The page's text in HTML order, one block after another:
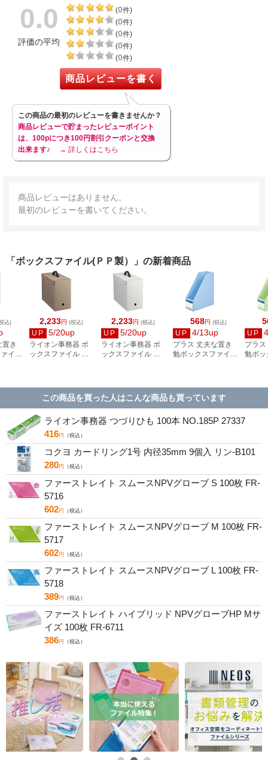
0.0
評価の平均
(0件)
(0件)
(0件)
(0件)
(0件)
商品レビューを書く
この商品の最初のレビューを書きませんか？
商品レビューで貯まったレビューポイント
は、100pにつき100円割引クーポンと交換
出来ます♪
→ 詳しくはこちら
商品レビューはありません。
最初のレビューを書いてください。
「ボックスファイル(ＰＰ製）」の新着商品
2,233円 (税込)
UP 5/20up
ライオン事務器 ボ
ックスファイル ス
2,233円 (税込)
UP 5/20up
ライオン事務器 ボ
ックスファイル ス
568円 (税込)
UP 4/13up
プラス 丈夫な置き
勉ボックスファイル
UP
プラ
勉ボッ
込)
置き
イル
この商品を買った人はこんな商品も買っています
ライオン事務器 つづりひも 100本 NO.185P 27337
416円 （税込）
コクヨ カードリング1号 内径35mm 9個入 リン-B101
280円 （税込）
ファーストレイト スムースNPVグローブ S 100枚 FR-
5716
602円 （税込）
ファーストレイト スムースNPVグローブ M 100枚 FR-
5717
602円 （税込）
ファーストレイト スムースNPVグローブ L 100枚 FR-
5718
389円 （税込）
ファーストレイト ハイブリッド NPVグローブHP Mサ
イズ 100枚 FR-6711
386円 （税込）